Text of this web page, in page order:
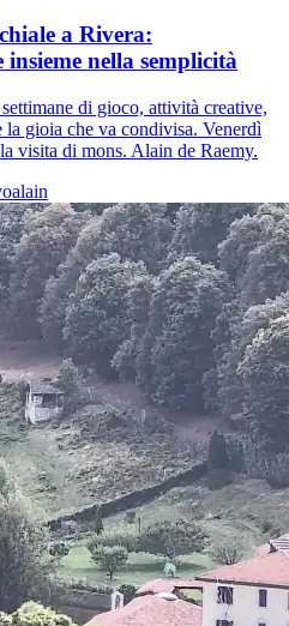
a Rivera:
nella semplicità
di gioco, attività creative,
gioia che va condivisa. Venerdì
visita di mons. Alain de Raemy.